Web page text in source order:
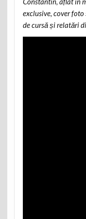
exclusive, cover
de cursă și relatări